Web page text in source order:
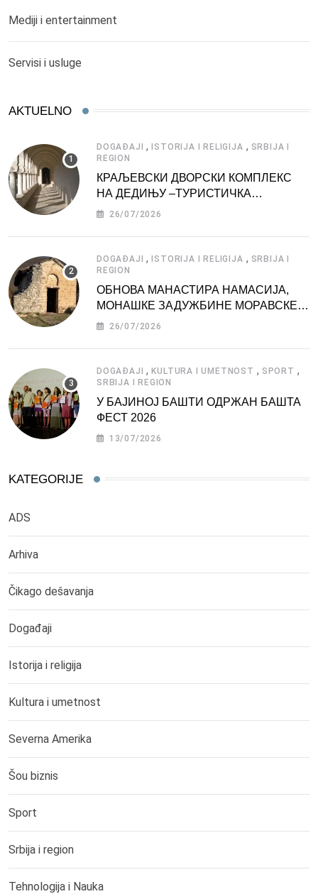
Mediji i entertainment
Servisi i usluge
AKTUELNO
DOGAĐAJI ,ISTORIJA I RELIGIJA , SRBIJA I
REGION
КРАЉЕВСКИ ДВОРСКИ КОМПЛЕКС
НА ДЕДИЊУ –ТУРИСТИЧКА
АТРАКЦИЈА
26/07/2026
DOGAĐAJI ,ISTORIJA I RELIGIJA , SRBIJA I
REGION
ОБНОВА МАНАСТИРА НАМАСИЈА,
МОНАШКЕ ЗАДУЖБИНЕ МОРАВСКЕ
СРБИЈЕ
26/07/2026
DOGAĐAJI ,KULTURA I UMETNOST , SPORT ,
SRBIJA I REGION
У БАЈИНОЈ БАШТИ ОДРЖАН БАШТА
ФЕСТ 2026
13/07/2026
KATEGORIJE
ADS
Arhiva
Čikago dešavanja
Događaji
Istorija i religija
Kultura i umetnost
Severna Amerika
Šou biznis
Sport
Srbija i region
Tehnologija i Nauka